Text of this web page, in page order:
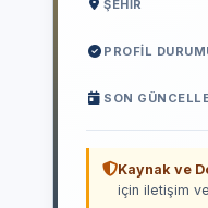
ŞEHIR
PROFIL
SON
Kaynak ve
için iletişim